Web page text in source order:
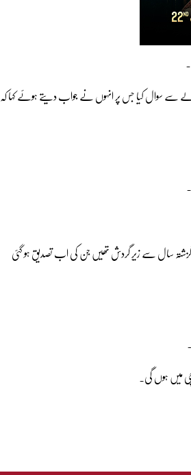
سے سوال کیا جس پر انہوں نے جواب دیتے ہوئے کہا کہ
گزشتہ سال سے زیرِ گردش تھیں جن کی اب تصدیق ہو گئی
میں ہوں گی۔